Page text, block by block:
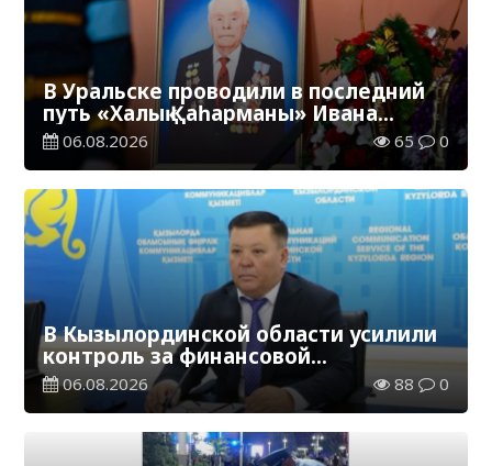
В Уральске проводили в последний
путь «Халық Қаһарманы» Ивана
Степановича Гапича
06.08.2026 65 0
В Кызылординской области усилили
контроль за финансовой
дисциплиной
06.08.2026 88 0